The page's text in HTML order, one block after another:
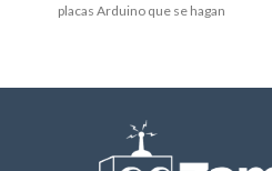
placas Arduino que se hagan